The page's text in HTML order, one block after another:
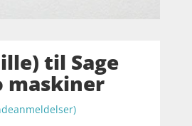
til Sage
maskiner